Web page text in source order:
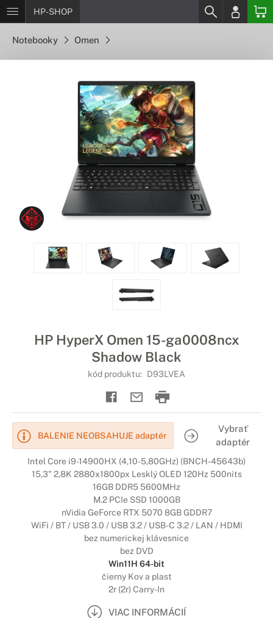
HP-SHOP
Notebooky Omen
HP HyperX Omen 15-ga0008ncx
Shadow Black
kód produktu: D93LVEA
BALENIE NEOBSAHUJE adaptér
Vybrať
adaptér
Intel Core i9-14900HX (4,10-5,80GHz) (BNCH-45643b)
15,3" 2,8K 2880x1800px Lesklý OLED 120Hz 500nits
16GB DDR5 5600MHz
M.2 PCIe SSD 1000GB
nVidia GeForce RTX 5070 8GB GDDR7
WiFi / BT / USB 3.0 / USB 3.2 / USB-C 3.2 / LAN / HDMI
bez numerickej klávesnice
bez DVD
Win11H 64-bit
čierny Kov a plast
2r (2r) Carry-In
VIAC INFORMÁCIÍ